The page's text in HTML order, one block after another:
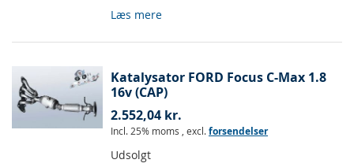
Læs mere
Katalysator FORD Focus C-Max 1.8
16v (CAP)
2.552,04 kr.
Incl. 25% moms , excl.forsendelser
Udsolgt